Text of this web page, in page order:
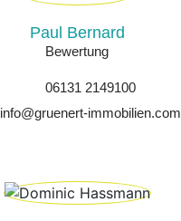
Paul Bernard
Bewertung
06131 2149100
info@gruenert-immobilien.com